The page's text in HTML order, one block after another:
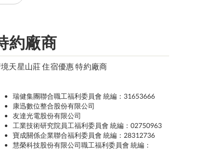
約廠商
天星山莊 住宿優惠 特約廠商
瑞健集團聯合職工福利委員會 統編：31653666
康迅數位整合股份有限公司
友達光電股份有限公司
工業技術研究院員工福利委員會 統編：02750963
寶成關係企業聯合福利委員會 統編：28312736
慧榮科技股份有限公司職工福利委員會 統編：